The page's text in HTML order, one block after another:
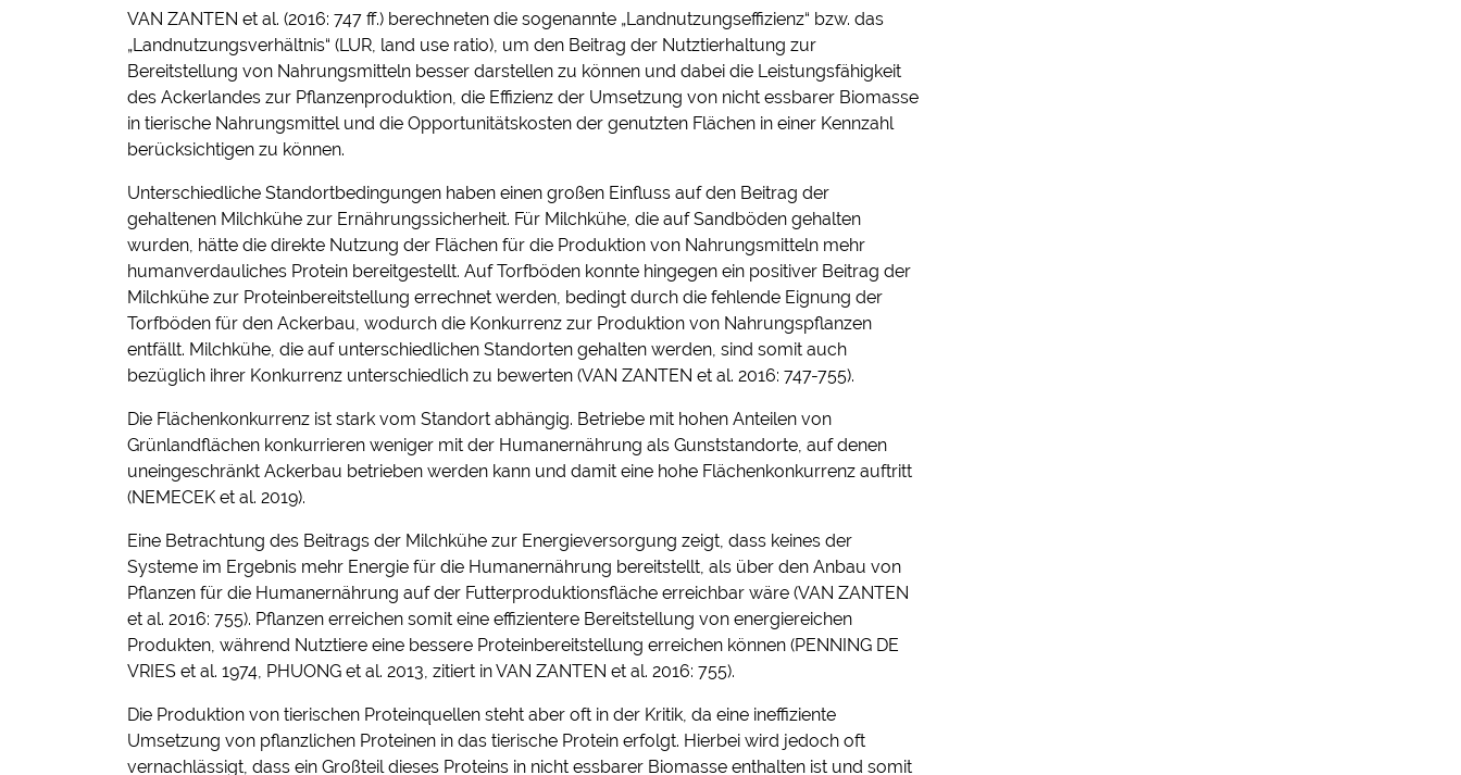
VAN ZANTEN et al. (2016: 747 ff.) berechneten die sogenannte „Landnutzungseffizienz“ bzw. das
„Landnutzungsverhältnis“ (LUR, land use ratio), um den Beitrag der Nutztierhaltung zur
Bereitstellung von Nahrungsmitteln besser darstellen zu können und dabei die Leistungsfähigkeit
des Ackerlandes zur Pflanzenproduktion, die Effizienz der Umsetzung von nicht essbarer Biomasse
in tierische Nahrungsmittel und die Opportunitätskosten der genutzten Flächen in einer Kennzahl
berücksichtigen zu können.
Unterschiedliche Standortbedingungen haben einen großen Einfluss auf den Beitrag der
gehaltenen Milchkühe zur Ernährungssicherheit. Für Milchkühe, die auf Sandböden gehalten
wurden, hätte die direkte Nutzung der Flächen für die Produktion von Nahrungsmitteln mehr
humanverdauliches Protein bereitgestellt. Auf Torfböden konnte hingegen ein positiver Beitrag der
Milchkühe zur Proteinbereitstellung errechnet werden, bedingt durch die fehlende Eignung der
Torfböden für den Ackerbau, wodurch die Konkurrenz zur Produktion von Nahrungspflanzen
entfällt. Milchkühe, die auf unterschiedlichen Standorten gehalten werden, sind somit auch
bezüglich ihrer Konkurrenz unterschiedlich zu bewerten (VAN ZANTEN et al. 2016: 747-755).
Die Flächenkonkurrenz ist stark vom Standort abhängig. Betriebe mit hohen Anteilen von
Grünlandflächen konkurrieren weniger mit der Humanernährung als Gunststandorte, auf denen
uneingeschränkt Ackerbau betrieben werden kann und damit eine hohe Flächenkonkurrenz auftritt
(NEMECEK et al. 2019).
Eine Betrachtung des Beitrags der Milchkühe zur Energieversorgung zeigt, dass keines der
Systeme im Ergebnis mehr Energie für die Humanernährung bereitstellt, als über den Anbau von
Pflanzen für die Humanernährung auf der Futterproduktionsfläche erreichbar wäre (VAN ZANTEN
et al. 2016: 755). Pflanzen erreichen somit eine effizientere Bereitstellung von energiereichen
Produkten, während Nutztiere eine bessere Proteinbereitstellung erreichen können (PENNING DE
VRIES et al. 1974, PHUONG et al. 2013, zitiert in VAN ZANTEN et al. 2016: 755).
Die Produktion von tierischen Proteinquellen steht aber oft in der Kritik, da eine ineffiziente
Umsetzung von pflanzlichen Proteinen in das tierische Protein erfolgt. Hierbei wird jedoch oft
vernachlässigt, dass ein Großteil dieses Proteins in nicht essbarer Biomasse enthalten ist und somit